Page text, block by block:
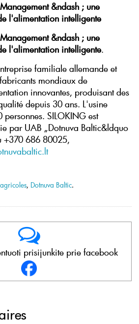
&ndash ; une
l'alimentation intelligente
&ndash ; une
l'alimentation intelligente.
familiale allemande et
mondiaux de
innovantes, produisant des
depuis 30 ans. L'usine
SILOKING est
par UAB „Dotnuva Baltic&ldquo
+370 686 80025,
, Dotnuva Baltic.
prisijunkite prie facebook